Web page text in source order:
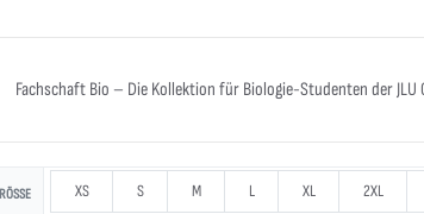
Fachschaft Bio – Die Kollektion für Biologie-Studenten der JLU
XS S M L XL 2XL